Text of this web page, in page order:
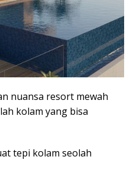
nuansa resort mewah
kolam yang bisa
tepi kolam seolah